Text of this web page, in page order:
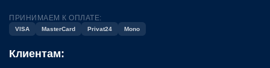
ПРИНИМАЕМ К ОПЛАТЕ:
VISA MasterCard Privat24 Mono
Клиентам: